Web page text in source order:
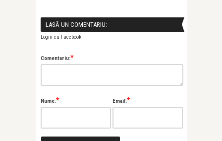
LASĂ UN COMENTARIU:
Login cu Facebook
Comentariu:*
Nume:* Email:*